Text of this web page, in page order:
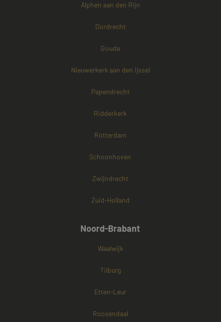
Alphen aan den Rijn
Dordrecht
Gouda
Nieuwerkerk aan den Ijssel
Papendrecht
Ridderkerk
Rotterdam
Schoonhoven
Zwijndrecht
Zuid-Holland
Noord-Brabant
Waalwijk
Tilburg
Etten-Leur
Roosendaal